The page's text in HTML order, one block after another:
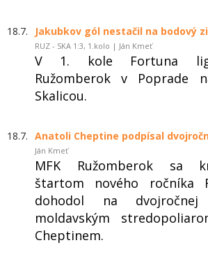
18.7. Jakubkov gól nestačil na bodový
RUZ - SKA 1:3, 1.kolo | Ján Kmeť
V 1. kole Fortuna
Ružomberok v Poprade
Skalicou.
18.7. Anatoli Cheptine podpísal
Ján Kmeť
MFK Ružomberok sa
štartom nového ročníka
dohodol na
moldavským
Cheptinem.